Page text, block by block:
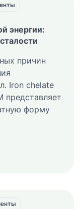
энергии:
причин
Iron chelate
представляет
форму